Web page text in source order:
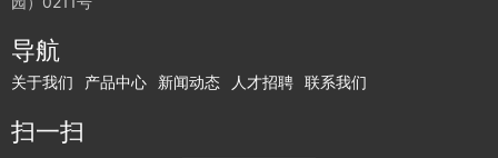
导航
关于我们 产品中心 新闻动态 人才招聘 联系我们
扫一扫